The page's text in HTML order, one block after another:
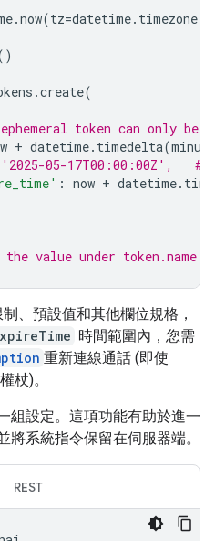
.now(tz=datetime. timezone
.create(
token can only
+ datetime. timedelta(
05-17T00:00:00Z',   #
: now + datetime.
value under
、預設值和其他欄位規格，
時間範圍內，您需
重新連線通話 (即使
杖)。
組設定。這項功能有助於進一
系統指令保留在伺服器端。
REST